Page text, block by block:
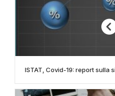
ISTAT, Covid-19: report sulla